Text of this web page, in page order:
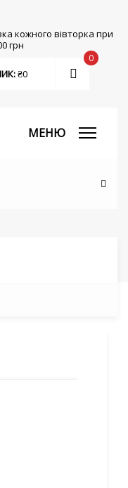
кожного вівторка при
грн
₴0
0
МЕНЮ